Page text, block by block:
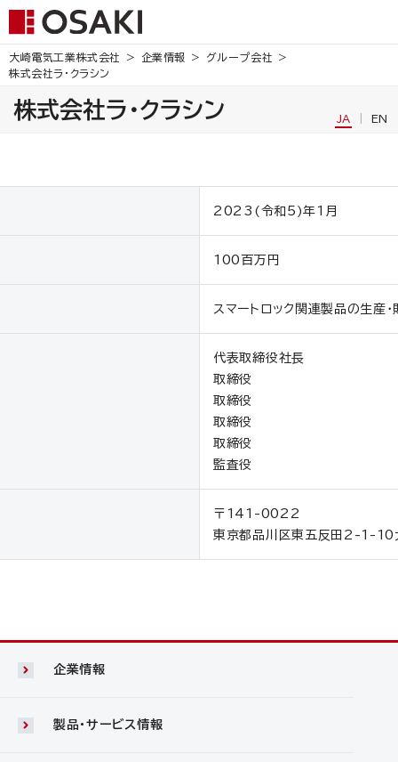
大崎電気工業株式会社 企業情報
グループ会社
株式会社ラ・クラシン
株式会社ラ・クラシン JA EN
2023(令和5)年1月
100百万円
スマートロック関連製品の生産
代表取締役社長
取締役
取締役 江
取締役 大
取締役
監査役 長
〒141-0022
東京都品川区東五反田2-1-10
企業情報
製品・サービス情報